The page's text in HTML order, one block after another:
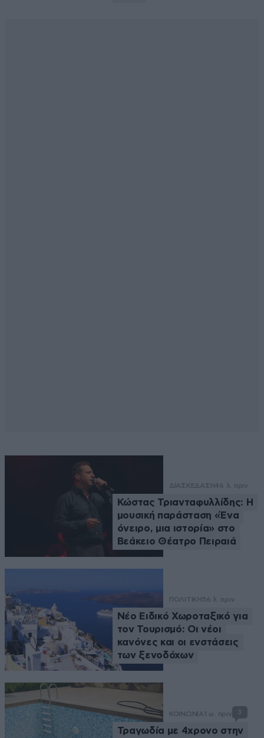
ΔΙΑΣΚΕΔΑΣΗ46 λ. πριν
Κώστας Τριανταφυλλίδης: Η
μουσική παράσταση «Ένα
όνειρο, μια ιστορία» στο
Βεάκειο Θέατρο Πειραιά
ΠΟΛΙΤΙΚΗ56 λ. πριν
Νέο Ειδικό Χωροταξικό για
τον Τουρισμό: Οι νέοι
κανόνες και οι ενστάσεις
των ξενοδόχων
ΚΟΙΝΩΝΙΑ 1 ω. πριν 3
Τραγωδία με 4χρονο στην